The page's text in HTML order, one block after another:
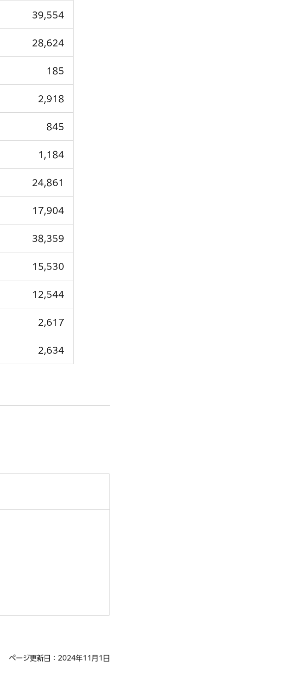
39,554
28,624
185
2,918
845
1,184
24,861
17,904
38,359
15,530
12,544
2,617
2,634
ページ更新日：2024年11月1日